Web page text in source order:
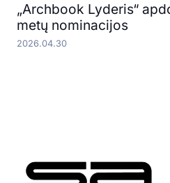
„Archbook Lyderis“
metų nominacijos
2026.04.30